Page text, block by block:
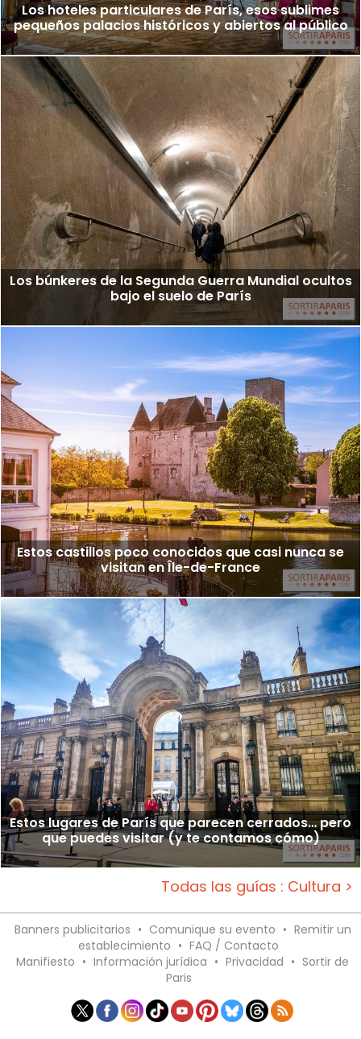
Los hoteles particulares de París, esos sublimes
pequeños palacios históricos y abiertos al público
Los búnkeres de la Segunda Guerra Mundial ocultos
bajo el suelo de París
Estos castillos poco conocidos que casi nunca se
visitan en Île-de-France
Estos lugares de París que parecen cerrados… pero
que puedes visitar (y te contamos cómo)
Todas las guías : Cultura >
Banners publicitarios • Comunique su evento • Remitir un
establecimiento • FAQ / Contacto
Manifiesto • Información jurídica • Privacidad • Sortir de
Paris